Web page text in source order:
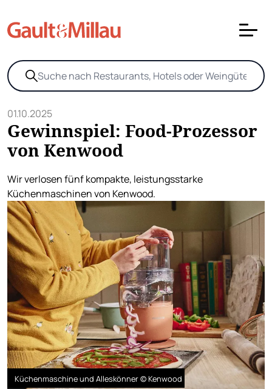
01.10.2025
Gewinnspiel: Food-Prozessor
von Kenwood
Wir verlosen fünf kompakte, leistungsstarke
Küchenmaschinen von Kenwood.
Küchenmaschine und Alleskönner © Kenwood